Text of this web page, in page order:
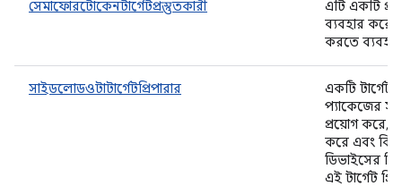
সেমাফোরটোকেনটার্গেটপ্রস্তুতকারী
এটি একটি
ব্যবহার করে
করতে
সাইডলোডওটাটার্গেটপ্রিপারার
একটি টার্গেট
প্যাকেজের
প্রয়োগ করে,
করে এবং
ডিভাইসের
এই টার্গেট